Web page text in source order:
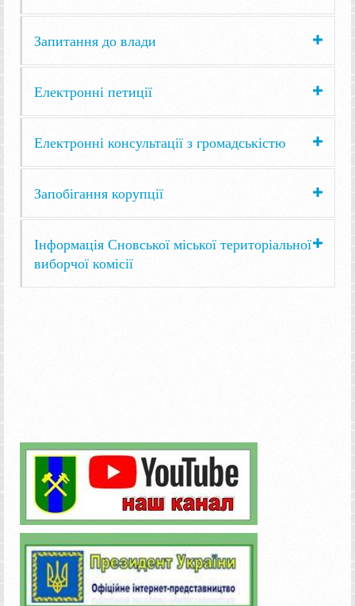
Запитання до влади
Електронні петиції
Електронні консультації з громадськістю
Запобігання корупції
Інформація Сновської міської територіальної
виборчої комісії